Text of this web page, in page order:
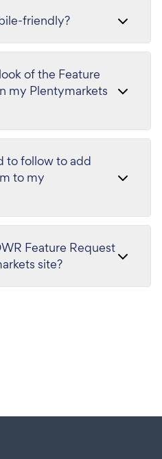
friendly?
of the Feature
my Plentymarkets
to follow to add
to my
Feature Request
site?